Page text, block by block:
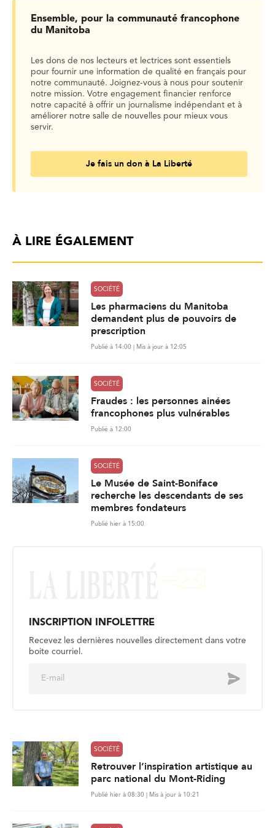
Ensemble, pour la communauté francophone
du Manitoba
Les dons de nos lecteurs et lectrices sont essentiels
pour fournir une information de qualité en français pour
notre communauté. Joignez-vous à nous pour soutenir
notre mission. Votre engagement financier renforce
notre capacité à offrir un journalisme indépendant et à
améliorer notre salle de nouvelles pour mieux vous
servir.
Je fais un don à La Liberté
À LIRE ÉGALEMENT
SOCIÉTÉ
Les pharmaciens du Manitoba
demandent plus de pouvoirs de
prescription
Publié à 14:00 | Mis à jour à 12:05
SOCIÉTÉ
Fraudes : les personnes ainées
francophones plus vulnérables
Publié à 12:00
SOCIÉTÉ
Le Musée de Saint-Boniface
recherche les descendants de ses
membres fondateurs
Publié hier à 15:00
INSCRIPTION INFOLETTRE
Recevez les dernières nouvelles directement dans votre
boite courriel.
Envoyer
SOCIÉTÉ
Retrouver l’inspiration artistique au
parc national du Mont-Riding
Publié hier à 08:30 | Mis à jour à 10:21